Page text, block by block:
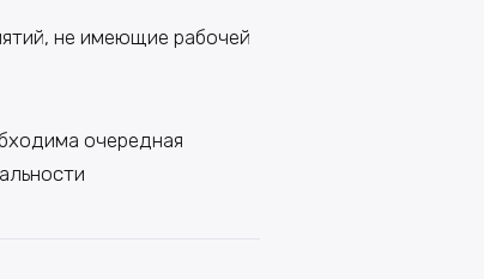
не имеющие рабочей
очередная